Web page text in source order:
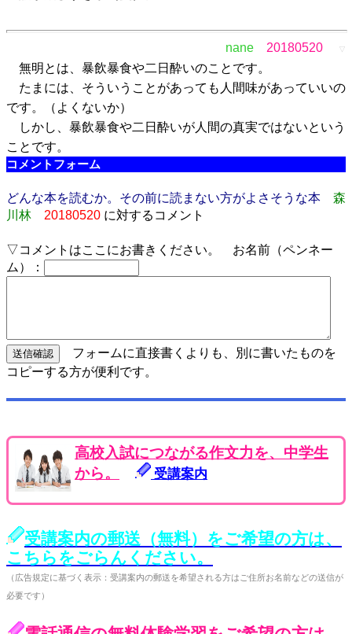
nane 20180520 ▽
無明とは、暴飲暴食や二日酔いのことです。
たまには、そういうことがあっても人間味があっていいの
です。（よくないか）
しかし、暴飲暴食や二日酔いが人間の真実ではないという
ことです。
コメントフォーム
どんな本を読むか。その前に読まない方がよさそうな本
森
川林
20180520 に対するコメント
▽コメントはここにお書きください。 お名前（ペンネー
ム）：
フォームに直接書くよりも、別に書いたものを
コピーする方が便利です。
高校入試につながる作文力を、中学生
から。
受講案内
受講案内の郵送（無料）をご希望の方は、
こちらをごらんください。
（広告規定に基づく表示：受講案内の郵送を希望される方はご住所お名前などの送信が
必要です）